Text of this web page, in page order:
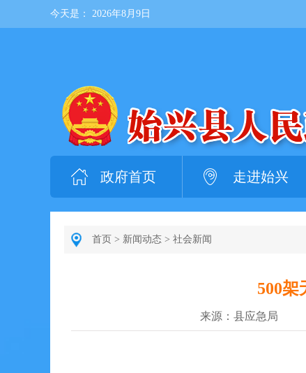
今天是： 2026年8月9日
政府首页 走进始兴
首页 > 新闻动态 > 社会新闻
500架
来源：县应急局